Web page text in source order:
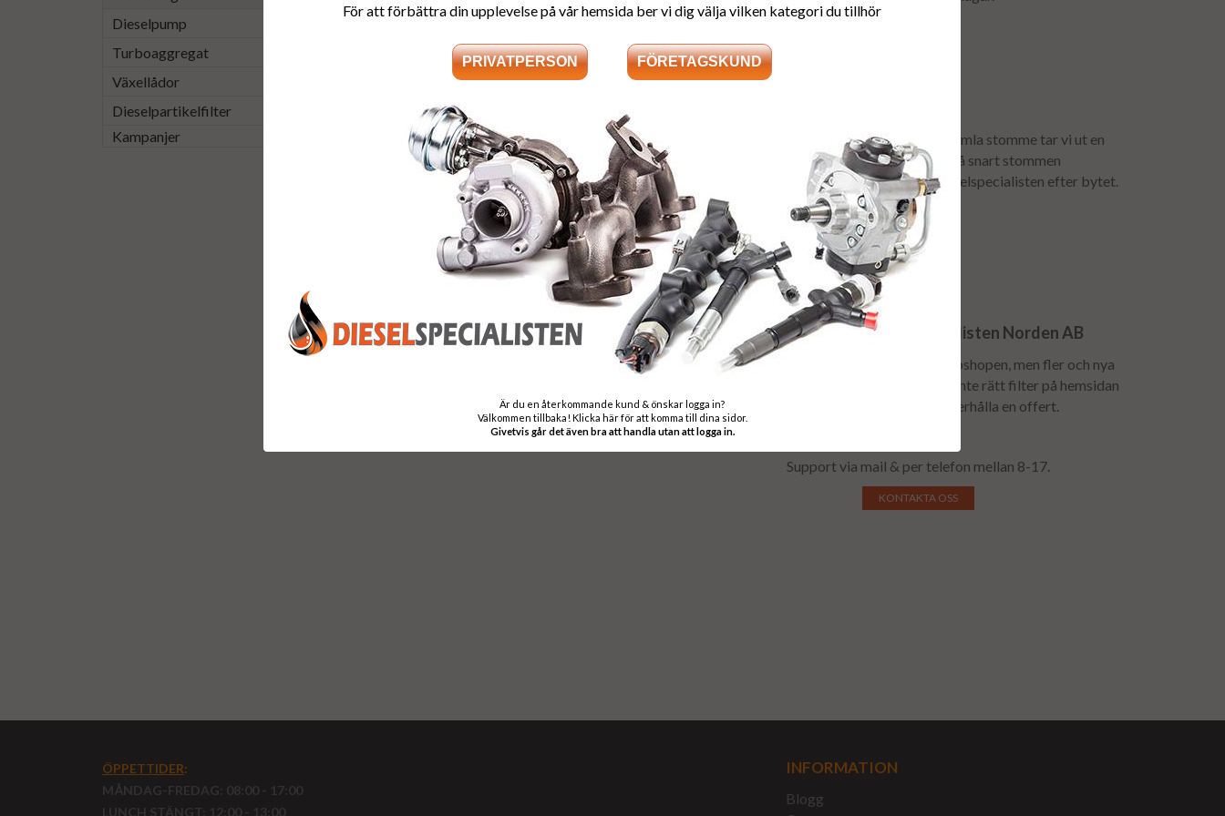
Dieselpump
Turboaggregat
Växellådor
Dieselpartikelfilter
Kampanjer
Garanti:
12 månaders garanti.
Som en säkerhet för att få tillbaka er gamla stomme tar vi ut en
stomavgift, stomavgiften återbetalas så snart stommen
returneras - Returfrakten bokas av dieselspecialisten efter bytet.
Välkommen till Dieselspecialisten Norden AB
Alla våra dieselspridare finns inte i webshopen, men fler och nya
produkter läggs till löpande. Hittar du inte rätt filter på hemsidan
ber vi er kontakta oss för att erhålla en offert.
Support via mail & per telefon mellan 8-17.
KONTAKTA OSS
ÖPPETTIDER:
MÅNDAG-FREDAG: 08:00 - 17:00
LUNCH STÄNGT: 12:00 - 13:00
INFORMATION
Blogg
För att förbättra din upplevelse på vår hemsida ber vi dig välja vilken kategori du tillhör
Är du en återkommande kund & önskar logga in?
Välkommen tillbaka! Klicka här för att komma till dina sidor.
Givetvis går det även bra att handla utan att logga in.